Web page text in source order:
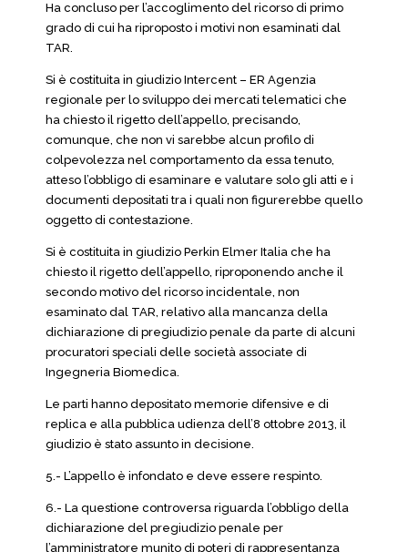
Ha concluso per l’accoglimento del ricorso di primo
grado di cui ha riproposto i motivi non esaminati dal
TAR.
Si è costituita in giudizio Intercent – ER Agenzia
regionale per lo sviluppo dei mercati telematici che
ha chiesto il rigetto dell’appello, precisando,
comunque, che non vi sarebbe alcun profilo di
colpevolezza nel comportamento da essa tenuto,
atteso l’obbligo di esaminare e valutare solo gli atti e i
documenti depositati tra i quali non figurerebbe quello
oggetto di contestazione.
Si è costituita in giudizio Perkin Elmer Italia che ha
chiesto il rigetto dell’appello, riproponendo anche il
secondo motivo del ricorso incidentale, non
esaminato dal TAR, relativo alla mancanza della
dichiarazione di pregiudizio penale da parte di alcuni
procuratori speciali delle società associate di
Ingegneria Biomedica.
Le parti hanno depositato memorie difensive e di
replica e alla pubblica udienza dell’8 ottobre 2013, il
giudizio è stato assunto in decisione.
5.- L’appello è infondato e deve essere respinto.
6.- La questione controversa riguarda l’obbligo della
dichiarazione del pregiudizio penale per
l’amministratore munito di poteri di rappresentanza